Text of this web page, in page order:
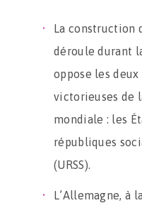
La construction
déroule durant
oppose les deux
victorieuses de
mondiale : les
républiques
(URSS).
L’Allemagne, à